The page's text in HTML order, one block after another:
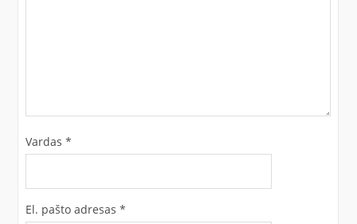
Vardas *
El. pašto adresas *